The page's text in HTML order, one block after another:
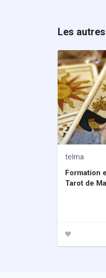
Les
telma
Formation
Tarot de